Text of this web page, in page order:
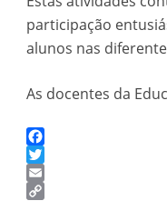
participação
alunos nas
As docentes da
Facebook
Twitter
Email